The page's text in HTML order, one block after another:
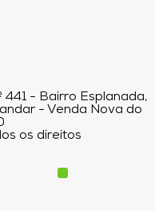
441 - Bairro Esplanada,
- Venda Nova do
os direitos